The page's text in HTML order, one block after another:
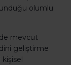
olumlu
mevcut
geliştirme
kişisel